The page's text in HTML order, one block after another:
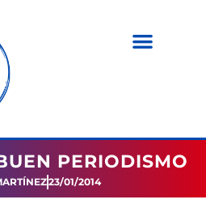
PERIODISMO
23/01/2014